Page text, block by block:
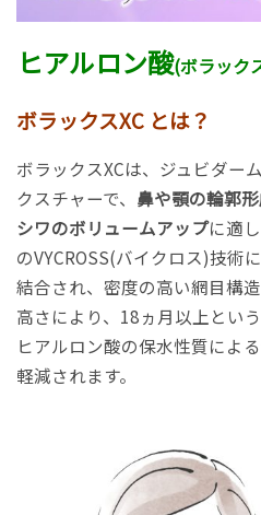
ヒアルロン酸(ボラック
ボラックスXC とは？
ボラックスXCは、ジュビダー
クスチャーで、 鼻や顎の輪郭
シワのボリュームアップに適
のVYCROSS(バイクロス)技術
結合され、密度の高い網目構
高さにより、18ヵ月以上とい
ヒアルロン酸の保水性質によ
軽減されます。